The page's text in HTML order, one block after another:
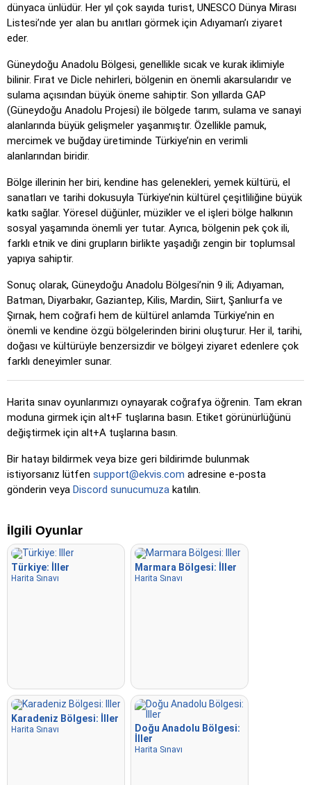
dünyaca ünlüdür. Her yıl çok sayıda turist, UNESCO Dünya Mirası
Listesi’nde yer alan bu anıtları görmek için Adıyaman’ı ziyaret
eder.
Güneydoğu Anadolu Bölgesi, genellikle sıcak ve kurak iklimiyle
bilinir. Fırat ve Dicle nehirleri, bölgenin en önemli akarsularıdır ve
sulama açısından büyük öneme sahiptir. Son yıllarda GAP
(Güneydoğu Anadolu Projesi) ile bölgede tarım, sulama ve sanayi
alanlarında büyük gelişmeler yaşanmıştır. Özellikle pamuk,
mercimek ve buğday üretiminde Türkiye’nin en verimli
alanlarından biridir.
Bölge illerinin her biri, kendine has gelenekleri, yemek kültürü, el
sanatları ve tarihi dokusuyla Türkiye’nin kültürel çeşitliliğine büyük
katkı sağlar. Yöresel düğünler, müzikler ve el işleri bölge halkının
sosyal yaşamında önemli yer tutar. Ayrıca, bölgenin pek çok ili,
farklı etnik ve dini grupların birlikte yaşadığı zengin bir toplumsal
yapıya sahiptir.
Sonuç olarak, Güneydoğu Anadolu Bölgesi’nin 9 ili; Adıyaman,
Batman, Diyarbakır, Gaziantep, Kilis, Mardin, Siirt, Şanlıurfa ve
Şırnak, hem coğrafi hem de kültürel anlamda Türkiye’nin en
önemli ve kendine özgü bölgelerinden birini oluşturur. Her il, tarihi,
doğası ve kültürüyle benzersizdir ve bölgeyi ziyaret edenlere çok
farklı deneyimler sunar.
Harita sınav oyunlarımızı oynayarak coğrafya öğrenin. Tam ekran
moduna girmek için alt+F tuşlarına basın. Etiket görünürlüğünü
değiştirmek için alt+A tuşlarına basın.
Bir hatayı bildirmek veya bize geri bildirimde bulunmak
istiyorsanız lütfen support@ekvis.com adresine e-posta
gönderin veya Discord sunucumuza katılın.
İlgili Oyunlar
Türkiye: İller
Harita Sınavı
Marmara Bölgesi: İller
Harita Sınavı
Karadeniz Bölgesi: İller
Harita Sınavı
Doğu Anadolu Bölgesi:
İller
Harita Sınavı